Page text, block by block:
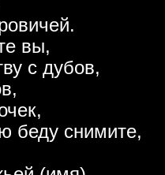
вы,
с дубов,
беду снимите,